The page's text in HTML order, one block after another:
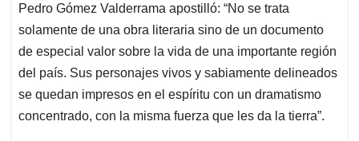
Pedro Gómez Valderrama apostilló: “No se trata
solamente de una obra literaria sino de un documento
de especial valor sobre la vida de una importante región
del país. Sus personajes vivos y sabiamente delineados
se quedan impresos en el espíritu con un dramatismo
concentrado, con la misma fuerza que les da la tierra”.